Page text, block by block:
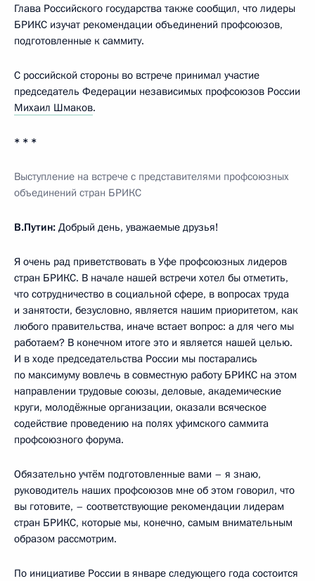
Глава Российского государства также сообщил, что лидеры
БРИКС изучат рекомендации объединений профсоюзов,
подготовленные к саммиту.
С российской стороны во встрече принимал участие
председатель Федерации независимых профсоюзов России
Михаил Шмаков.
* * *
Выступление на встрече с представителями профсоюзных
объединений стран БРИКС
В.Путин: Добрый день, уважаемые друзья!
Я очень рад приветствовать в Уфе профсоюзных лидеров
стран БРИКС. В начале нашей встречи хотел бы отметить,
что сотрудничество в социальной сфере, в вопросах труда
и занятости, безусловно, является нашим приоритетом, как
любого правительства, иначе встает вопрос: а для чего мы
работаем? В конечном итоге это и является нашей целью.
И в ходе председательства России мы постарались
по максимуму вовлечь в совместную работу БРИКС на этом
направлении трудовые союзы, деловые, академические
круги, молодёжные организации, оказали всяческое
содействие проведению на полях уфимского саммита
профсоюзного форума.
Обязательно учтём подготовленные вами – я знаю,
руководитель наших профсоюзов мне об этом говорил, что
вы готовите, – соответствующие рекомендации лидерам
стран БРИКС, которые мы, конечно, самым внимательным
образом рассмотрим.
По инициативе России в январе следующего года состоится